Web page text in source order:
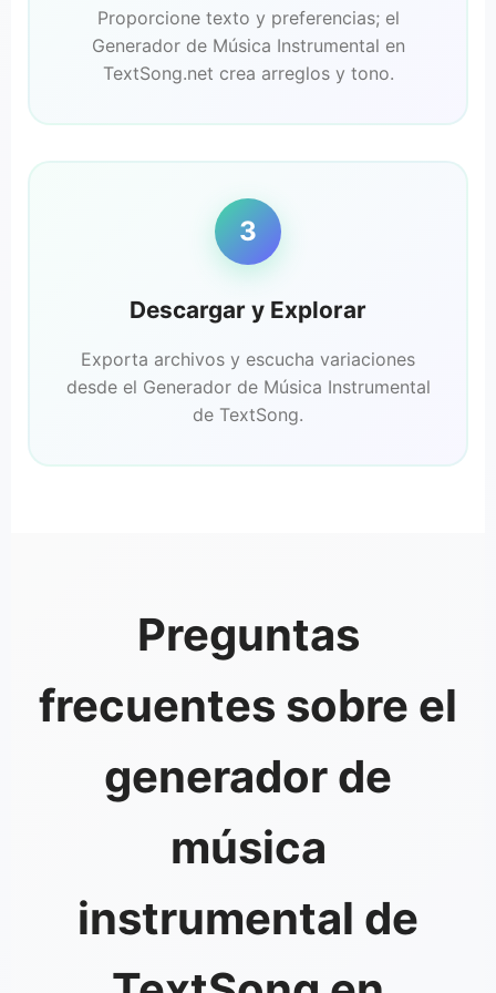
Proporcione texto y preferencias; el
Generador de Música Instrumental en
TextSong.net crea arreglos y tono.
3
Descargar y Explorar
Exporta archivos y escucha variaciones
desde el Generador de Música Instrumental
de TextSong.
Preguntas
frecuentes sobre el
generador de
música
instrumental de